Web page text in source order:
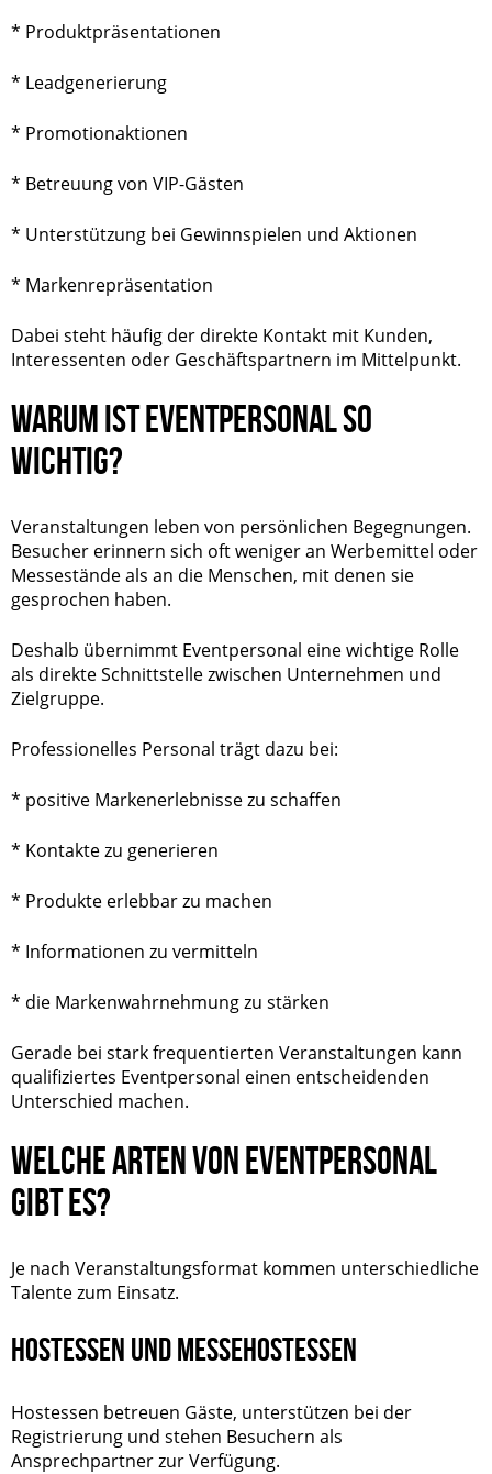
* Produktpräsentationen
* Leadgenerierung
* Promotionaktionen
* Betreuung von VIP-Gästen
* Unterstützung bei Gewinnspielen und Aktionen
* Markenrepräsentation
Dabei steht häufig der direkte Kontakt mit Kunden,
Interessenten oder Geschäftspartnern im Mittelpunkt.
WARUM IST EVENTPERSONAL SO
WICHTIG?
Veranstaltungen leben von persönlichen Begegnungen.
Besucher erinnern sich oft weniger an Werbemittel oder
Messestände als an die Menschen, mit denen sie
gesprochen haben.
Deshalb übernimmt Eventpersonal eine wichtige Rolle
als direkte Schnittstelle zwischen Unternehmen und
Zielgruppe.
Professionelles Personal trägt dazu bei:
* positive Markenerlebnisse zu schaffen
* Kontakte zu generieren
* Produkte erlebbar zu machen
* Informationen zu vermitteln
* die Markenwahrnehmung zu stärken
Gerade bei stark frequentierten Veranstaltungen kann
qualifiziertes Eventpersonal einen entscheidenden
Unterschied machen.
WELCHE ARTEN VON EVENTPERSONAL
GIBT ES?
Je nach Veranstaltungsformat kommen unterschiedliche
Talente zum Einsatz.
HOSTESSEN UND MESSEHOSTESSEN
Hostessen betreuen Gäste, unterstützen bei der
Registrierung und stehen Besuchern als
Ansprechpartner zur Verfügung.